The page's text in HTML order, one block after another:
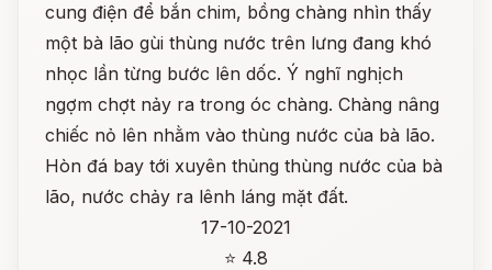
cung điện để bắn chim, bồng chàng nhìn thấy
một bà lão gùi thùng nước trên lưng đang khó
nhọc lần từng bước lên dốc. Ý nghĩ nghịch
ngợm chợt nảy ra trong óc chàng. Chàng nâng
chiếc nỏ lên nhằm vào thùng nước của bà lão.
Hòn đá bay tới xuyên thủng thùng nước của bà
lão, nước chảy ra lênh láng mặt đất.
17-10-2021
⭐ 4.8